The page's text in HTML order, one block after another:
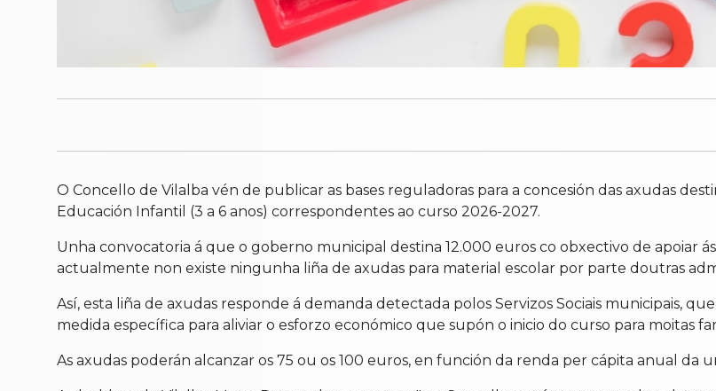
O Concello de Vilalba vén de publicar as bases reguladoras para a concesión das axudas
Educación Infantil (3 a 6 anos) correspondentes ao curso 2026-2027.
Unha convocatoria á que o goberno municipal destina 12.000 euros co obxectivo de apoiar
actualmente non existe ningunha liña de axudas para material escolar por parte doutras
Así, esta liña de axudas responde á demanda detectada polos Servizos Sociais municipais,
medida específica para aliviar o esforzo económico que supón o inicio do curso para moitas
As axudas poderán alcanzar os 75 ou os 100 euros, en función da renda per cápita anual da